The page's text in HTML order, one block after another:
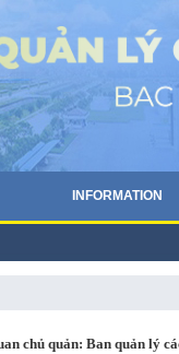
INFORMATION
chủ quản: Ban quản lý